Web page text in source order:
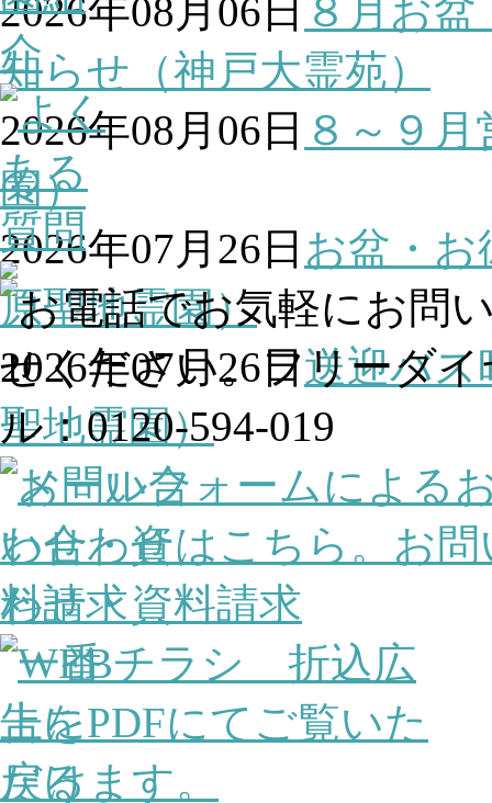
2026年08月06日 ８月お
知らせ（神戸大霊苑）
2026年08月06日 ８～９
園）
2026年07月26日 お盆・
原聖地霊園）
2026年07月26日送迎バス
聖地霊園）